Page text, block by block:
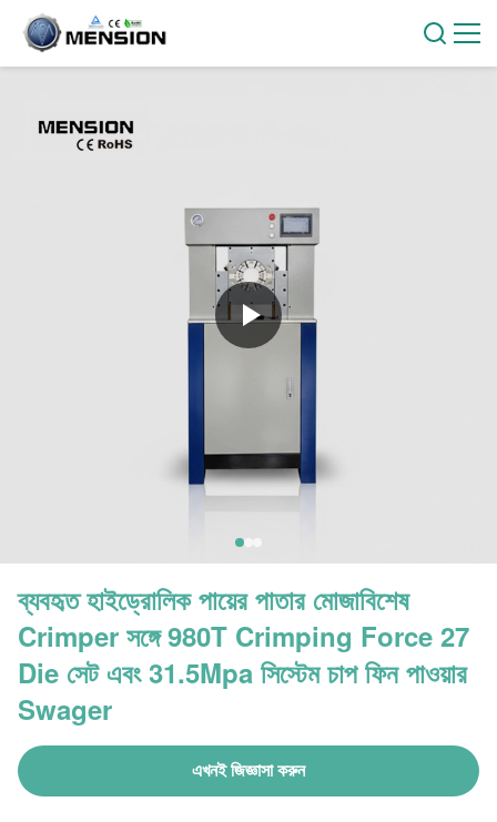
ব্যবহৃত হাইড্রোলিক পায়ের পাতার মোজাবিশেষ
Crimper সঙ্গে 980T Crimping Force 27
Die সেট এবং 31.5Mpa সিস্টেম চাপ ফিন পাওয়ার
Swager
এখনই জিজ্ঞাসা করুন